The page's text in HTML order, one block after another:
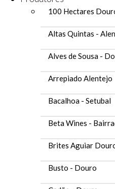
100 Hectares
Altas Quintas -
Alves de Sousa -
Arrepiado Alentejo
Bacalhoa - Setubal
Beta Wines -
Brites Aguiar
Busto - Douro